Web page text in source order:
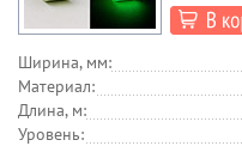
Ширина, мм:
Материал:
Длина, м:
Уровень: